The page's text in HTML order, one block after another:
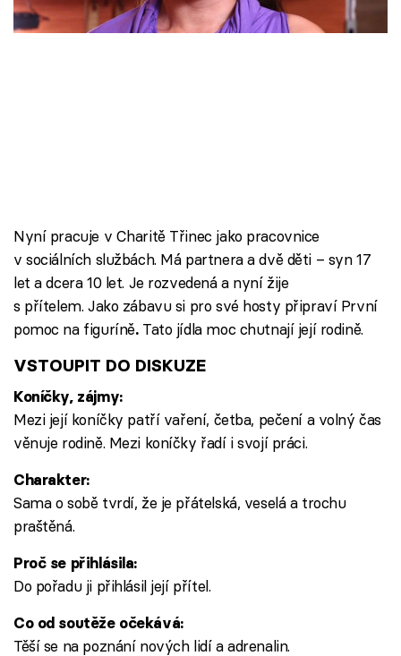
Škola vaření
Přihlášení
Sledujte nás
Nyní pracuje v Charitě Třinec jako pracovnice
v sociálních službách. Má partnera a dvě děti – syn 17
let a dcera 10 let. Je rozvedená a nyní žije
s přítelem. Jako zábavu si pro své hosty připraví První
pomoc na figuríně. Tato jídla moc chutnají její rodině.
VSTOUPIT DO DISKUZE
Koníčky, zájmy:
Mezi její koníčky patří vaření, četba, pečení a volný čas
věnuje rodině. Mezi koníčky řadí i svojí práci.
Charakter:
Sama o sobě tvrdí, že je přátelská, veselá a trochu
praštěná.
Proč se přihlásila:
Do pořadu ji přihlásil její přítel.
Co od soutěže očekává:
Těší se na poznání nových lidí a adrenalin.